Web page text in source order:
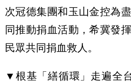
次冠德集團和玉山金控為
同推動捐血活動，希冀發
民眾共同捐血救人。
▼根基「繕循環」走遍全